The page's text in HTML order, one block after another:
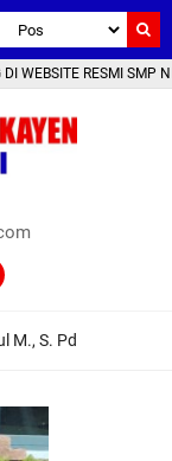
WEBSITE RESMI SMP
M., S. Pd